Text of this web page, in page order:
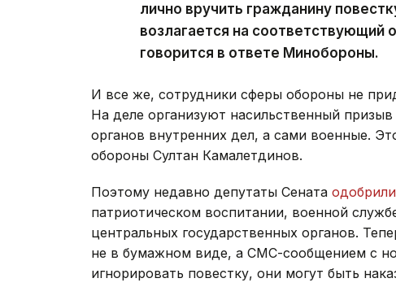
лично вручить гражданину
возлагается на соответствующий
говорится в ответе Минобороны.
И все же, сотрудники сферы обороны не
На деле организуют насильственный
органов внутренних дел, а сами военные.
обороны Султан Камалетдинов.
Поэтому недавно депутаты Сената одобрили
патриотическом воспитании, военной
центральных государственных органов.
не в бумажном виде, а СМС-сообщением с
игнорировать повестку, они могут быть